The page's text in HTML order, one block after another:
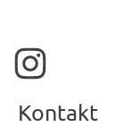
Kontakt